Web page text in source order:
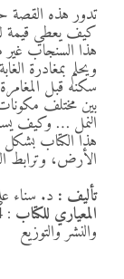
تدور هذه
كيف يعطي قيمة
هذا السنجاب
ويحلم بمغادرة
سكنه قبل
بين مختلف مكونات
النمل … وكيف
الأرض، وترابط
تأليف : د. سناء
المعياري للكتاب :
والنشر والتوزيع